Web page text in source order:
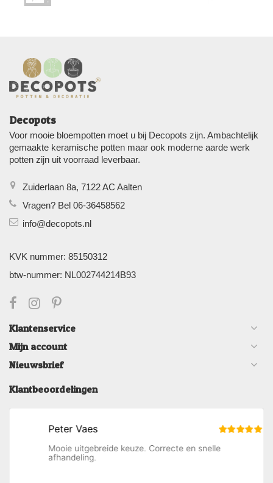
Decopots
Voor mooie bloempotten moet u bij Decopots zijn. Ambachtelijk
gemaakte keramische potten maar ook moderne aarde werk
potten zijn uit voorraad leverbaar.
Zuiderlaan 8a, 7122 AC Aalten
Vragen? Bel 06-36458562
info@decopots.nl
KVK nummer: 85150312
btw-nummer: NL002744214B93
Klantenservice
Mijn account
Nieuwsbrief
Klantbeoordelingen